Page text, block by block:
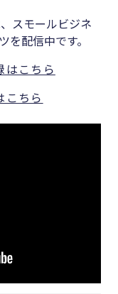
スモールビジネ
配信中です。
こちら
ちら